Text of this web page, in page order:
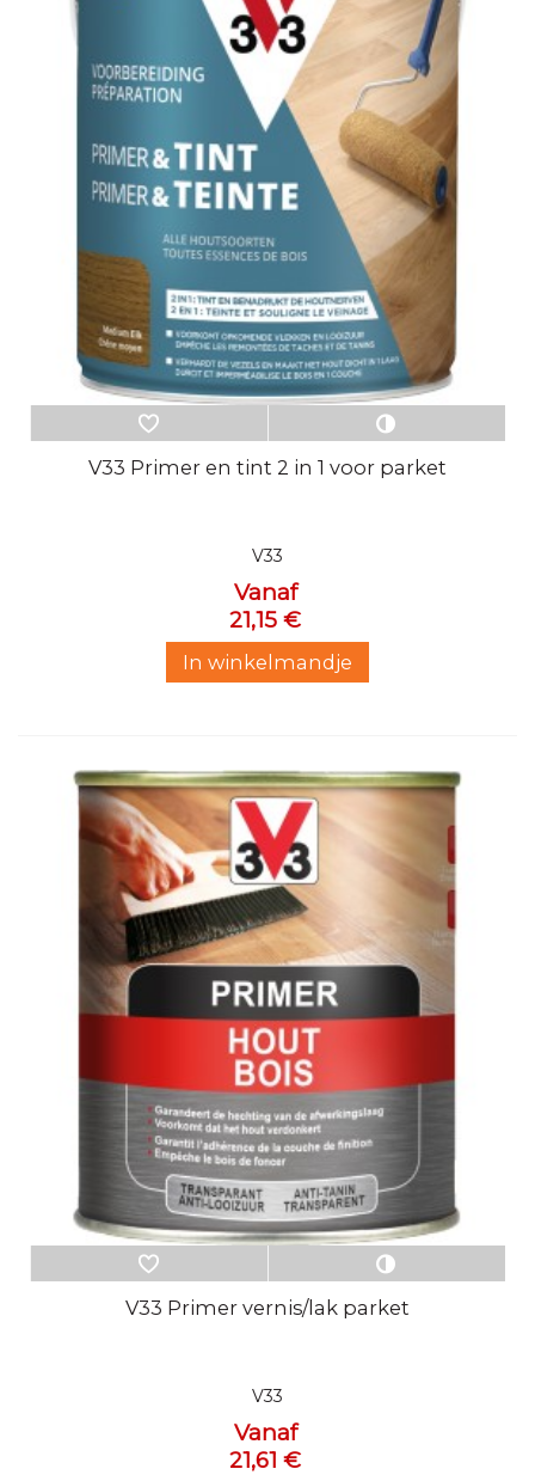
V33 Primer en tint 2 in 1 voor parket
V33
Vanaf
21,15 €
In winkelmandje
V33 Primer vernis/lak parket
V33
Vanaf
21,61 €